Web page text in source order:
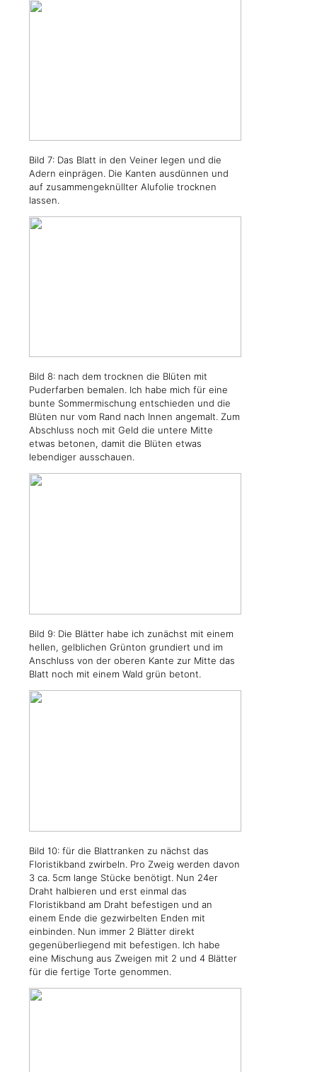
Bild 7: Das Blatt in den Veiner legen und die
Adern einprägen. Die Kanten ausdünnen und
auf zusammengeknüllter Alufolie trocknen
lassen.
Bild 8: nach dem trocknen die Blüten mit
Puderfarben bemalen. Ich habe mich für eine
bunte Sommermischung entschieden und die
Blüten nur vom Rand nach Innen angemalt. Zum
Abschluss noch mit Geld die untere Mitte
etwas betonen, damit die Blüten etwas
lebendiger ausschauen.
Bild 9: Die Blätter habe ich zunächst mit einem
hellen, gelblichen Grünton grundiert und im
Anschluss von der oberen Kante zur Mitte das
Blatt noch mit einem Wald grün betont.
Bild 10: für die Blattranken zu nächst das
Floristikband zwirbeln. Pro Zweig werden davon
3 ca. 5cm lange Stücke benötigt. Nun 24er
Draht halbieren und erst einmal das
Floristikband am Draht befestigen und an
einem Ende die gezwirbelten Enden mit
einbinden. Nun immer 2 Blätter direkt
gegenüberliegend mit befestigen. Ich habe
eine Mischung aus Zweigen mit 2 und 4 Blätter
für die fertige Torte genommen.